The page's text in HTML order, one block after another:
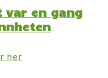
var en gang